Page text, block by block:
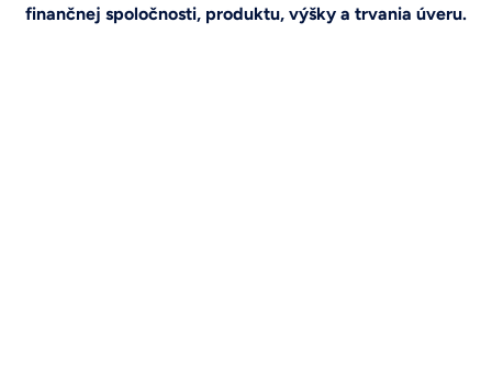
finančnej spoločnosti, produktu, výšky a trvania úveru.